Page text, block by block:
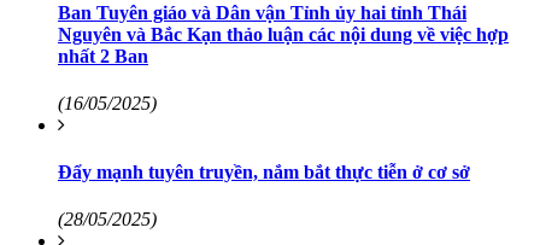
Ban Tuyên giáo và Dân vận Tỉnh ủy hai tỉnh Thái
Nguyên và Bắc Kạn thảo luận các nội dung về việc hợp
nhất 2 Ban
(16/05/2025)
Đẩy mạnh tuyên truyền, nắm bắt thực tiễn ở cơ sở
(28/05/2025)